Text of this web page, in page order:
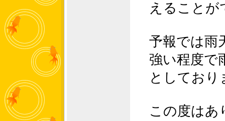
えることが
予報では雨
強い程度で
としており
この度はあ